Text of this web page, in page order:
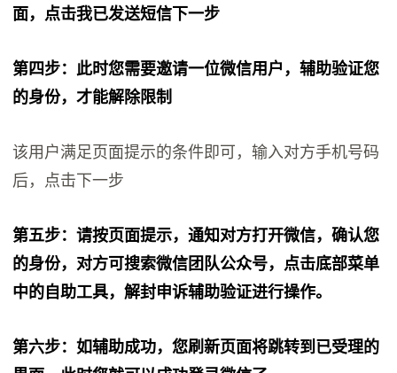
面，点击我已发送短信下一步
第四步：此时您需要邀请一位微信用户，辅助验证您
的身份，才能解除限制
该用户满足页面提示的条件即可，输入对方手机号码
后，点击下一步
第五步：请按页面提示，通知对方打开微信，确认您
的身份，对方可搜索微信团队公众号，点击底部菜单
中的自助工具，解封申诉辅助验证进行操作。
第六步：如辅助成功，您刷新页面将跳转到已受理的